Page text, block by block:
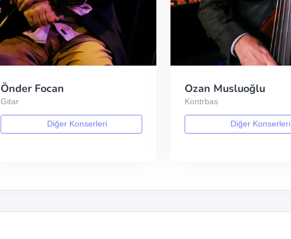
Önder Focan
Gitar
Diğer Konserleri
Ozan Musluoğlu
Kontrbas
Diğer Konserleri